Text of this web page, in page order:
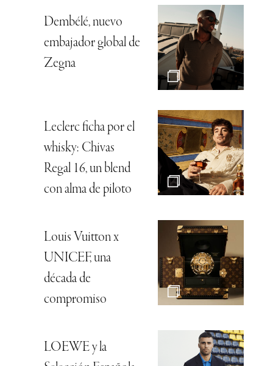
Dembélé, nuevo
embajador global de
Zegna
Leclerc ficha por el
whisky: Chivas
Regal 16, un blend
con alma de piloto
Louis Vuitton x
UNICEF, una
década de
compromiso
LOEWE y la